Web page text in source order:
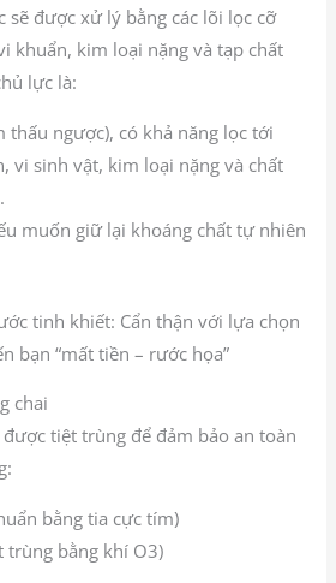
sẽ được xử lý bằng các lõi lọc cỡ
khuẩn, kim loại nặng và tạp chất
lực là:
thấu ngược), có khả năng lọc tới
vi sinh vật, kim loại nặng và chất
muốn giữ lại khoáng chất tự nhiên
chai
tiệt trùng để đảm bảo an toàn
bằng tia cực tím)
trùng bằng khí O3)